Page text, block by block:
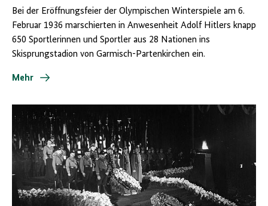
Bei der Eröffnungsfeier der Olympischen Winterspiele am 6.
Februar 1936 marschierten in Anwesenheit Adolf Hitlers knapp
650 Sportlerinnen und Sportler aus 28 Nationen ins
Skisprungstadion von Garmisch-Partenkirchen ein.
Mehr